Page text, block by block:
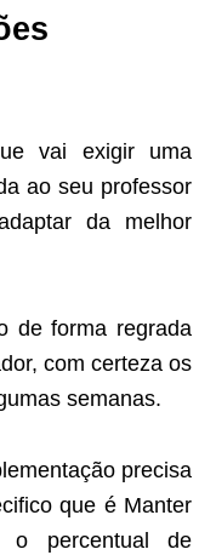
vai exigir uma
ao seu professor
da melhor
de forma regrada
com certeza os
semanas.
precisa
que é Manter
o percentual de